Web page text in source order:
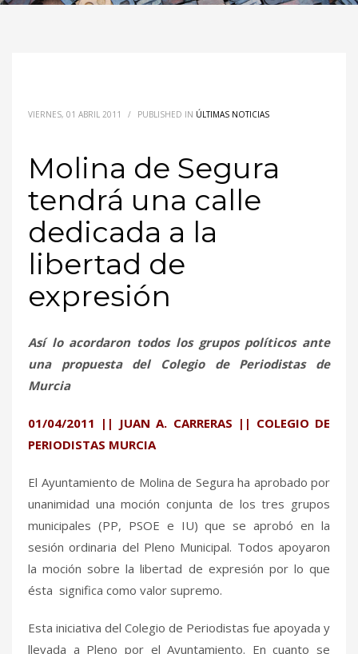
VIERNES, 01 ABRIL 2011 / PUBLISHED IN ÚLTIMAS NOTICIAS
Molina de Segura
tendrá una calle
dedicada a la
libertad de
expresión
Así lo acordaron todos los grupos políticos ante
una propuesta del Colegio de Periodistas de
Murcia
01/04/2011 || JUAN A. CARRERAS || COLEGIO DE
PERIODISTAS MURCIA
El Ayuntamiento de Molina de Segura ha aprobado por
unanimidad una moción conjunta de los tres grupos
municipales (PP, PSOE e IU) que se aprobó en la
sesión ordinaria del Pleno Municipal. Todos apoyaron
la moción sobre la libertad de expresión por lo que
ésta significa como valor supremo.
Esta iniciativa del Colegio de Periodistas fue apoyada y
llevada a Pleno por el Ayuntamiento. En cuanto se